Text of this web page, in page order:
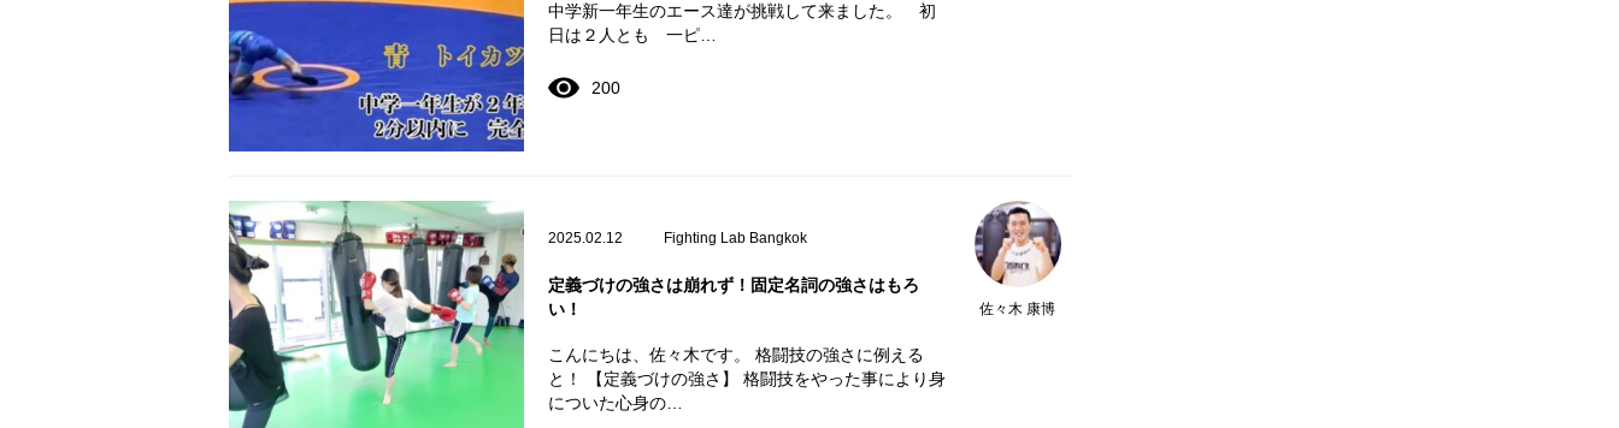
中学新一年生のエース達が挑戦して来ました。 初
日は２人とも 一ピ…
200
2025.02.12 Fighting Lab Bangkok
佐々木 康博
定義づけの強さは崩れず！固定名詞の強さはもろ
い！
こんにちは、佐々木です。 格闘技の強さに例える
と！ 【定義づけの強さ】 格闘技をやった事により身
についた心身の…